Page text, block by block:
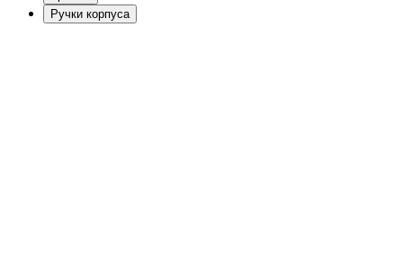
Ручки корпуса